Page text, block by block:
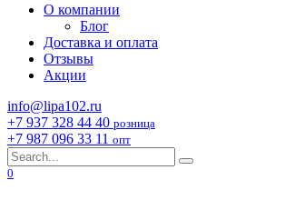
О компании
Блог
Доставка и оплата
Отзывы
Акции
info@lipa102.ru
+7 937 328 44 40 розница
+7 987 096 33 11 опт
Search
for:
0